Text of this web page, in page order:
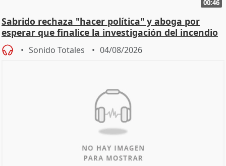
00:46
Sabrido rechaza "hacer política" y aboga por
esperar que finalice la investigación del incendio
Sonido Totales 04/08/2026